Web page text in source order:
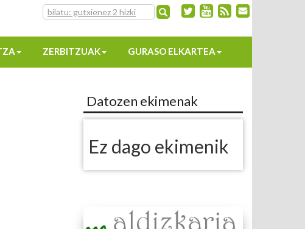
ZERBITZUAK GURASO ELKARTEA
Datozen ekimenak
Ez dago ekimenik